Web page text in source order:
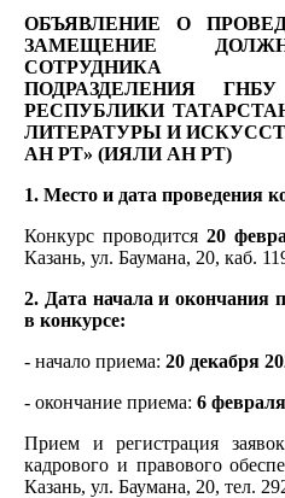
ОБЪЯВЛЕНИЕ О
ЗАМЕЩЕНИЕ
СОТРУДНИКА
ПОДРАЗДЕЛЕНИЯ
РЕСПУБЛИКИ
ЛИТЕРАТУРЫ И
АН РТ» (ИЯЛИ АН РТ)
1. Место и дата проведения
Конкурс проводится 20
Казань, ул. Баумана, 20, каб.
2. Дата начала и окончания
в конкурсе:
- начало приема: 20 декабря
- окончание приема: 6
Прием и регистрация
кадрового и правового
Казань, ул. Баумана, 20, тел.